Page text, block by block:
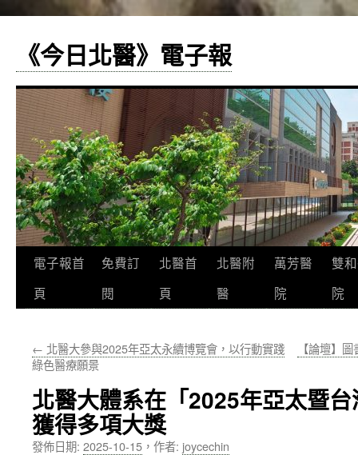
《今日北醫》電子報
跳
至
要
容
電子報首
頁
免費訂
閱
北醫首
頁
北醫附
醫
萬芳醫
院
雙
院
← 北醫大參與2025年亞太永續博覽會，以行動實踐
綠色醫療願景
【論壇】
北醫大體系在「2025年亞太暨
獲得多項大獎
發佈日期: 2025-10-15 ， 作者: joycechin